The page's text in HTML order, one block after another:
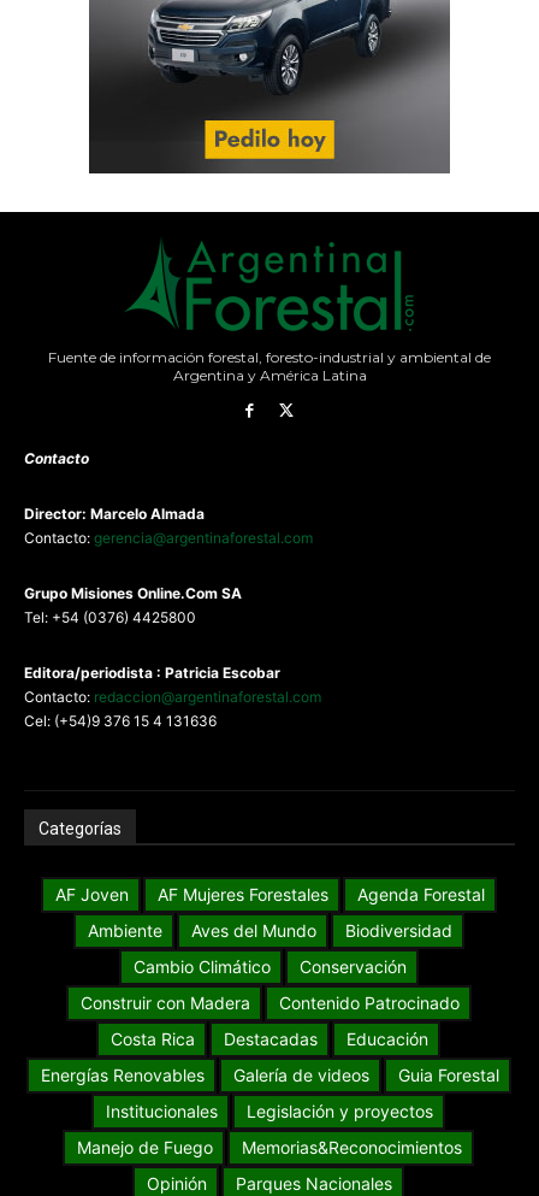
Fuente de información forestal, foresto-industrial y ambiental de
Argentina y América Latina
Contacto
Director: Marcelo Almada
Contacto: gerencia@argentinaforestal.com
Grupo Misiones Online.Com SA
Tel: +54 (0376) 4425800
Editora/periodista : Patricia Escobar
Contacto: redaccion@argentinaforestal.com
Cel: (+54)9 376 15 4 131636
Categorías
AF Joven AF Mujeres Forestales
Agenda Forestal
Ambiente
Aves del Mundo
Biodiversidad
Cambio Climático
Conservación
Construir con Madera
Contenido Patrocinado
Costa Rica
Destacadas
Educación
Energías Renovables
Galería de videos
Guia Forestal
Institucionales
Legislación y proyectos
Manejo de Fuego
Memorias&Reconocimientos
Opinión
Parques Nacionales